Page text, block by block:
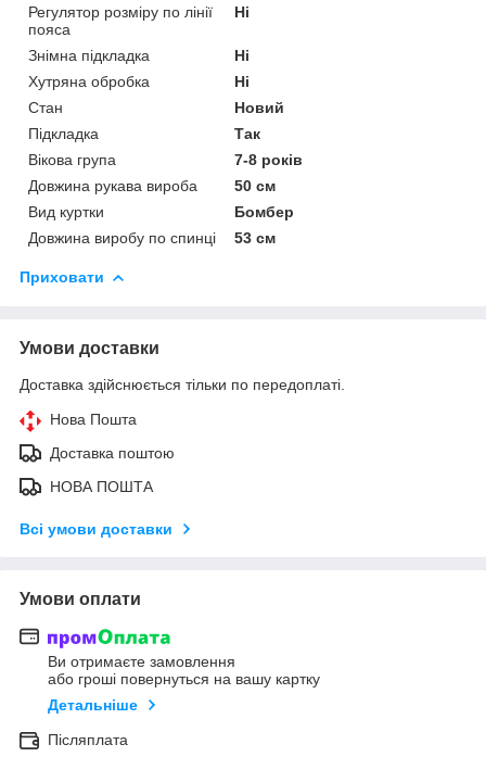
Регулятор розміру по лінії
пояса
Ні
Знімна підкладка
Ні
Хутряна обробка
Ні
Стан
Новий
Підкладка
Так
Вікова група
7-8 років
Довжина рукава вироба
50 см
Вид куртки
Бомбер
Довжина виробу по спинці
53 см
Приховати
Умови доставки
Доставка здійснюється тільки по передоплаті.
Нова Пошта
Доставка поштою
НОВА ПОШТА
Всі умови доставки
Умови оплати
Ви отримаєте замовлення
або гроші повернуться на вашу картку
Детальніше
Післяплата